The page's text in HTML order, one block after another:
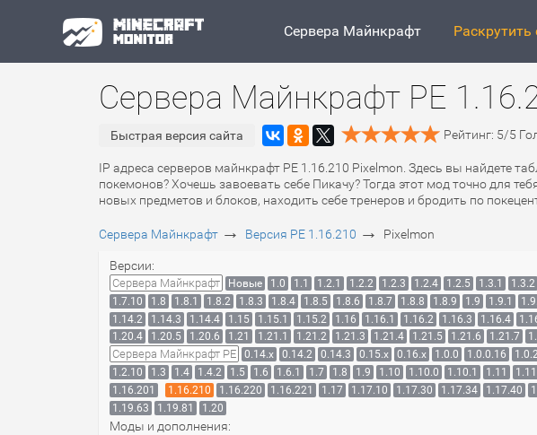
Сервера Майнкрафт Раскрутить
Сервера Майнкрафт PE
Быстрая версия сайта Рейтинг: 5/5
IP адреса серверов майнкрафт PE 1.16.210 Pixelmon. Здесь вы найдете
покемонов? Хочешь завоевать себе Пикачу? Тогда этот мод точно для
новых предметов и блоков, находить себе тренеров и бродить по
Сервера Майнкрафт → Версия PE 1.16.210 → Pixelmon
Версии:
Сервера Майнкрафт Новые 1.0 1.1 1.2.1 1.2.2 1.2.3 1.2.4 1.2.5 1.3.1 1.3.2
1.7.10
1.8 1.8.1 1.8.2 1.8.3 1.8.4 1.8.5 1.8.6 1.8.7 1.8.8 1.8.9 1.9 1.9.1
1.14.2
1.14.3 1.14.4 1.15 1.15.1 1.15.2 1.16 1.16.1 1.16.2 1.16.3 1.16.4
1.20.4
1.20.5 1.20.6 1.21 1.21.1 1.21.2 1.21.3 1.21.4 1.21.5 1.21.6 1.21.7
Сервера Майнкрафт PE 0.14.x 0.14.2 0.14.3 0.15.x 0.16.x 1.0.0 1.0.0.16
1.2.10
1.3 1.4 1.4.2 1.5 1.6 1.6.1 1.7 1.8 1.9 1.10 1.10.0 1.10.1 1.11
1.16.201
1.16.210 1.16.220 1.16.221 1.17 1.17.10 1.17.30 1.17.34 1.17.40
1.19.63
1.19.81 1.20
Моды и дополнения: